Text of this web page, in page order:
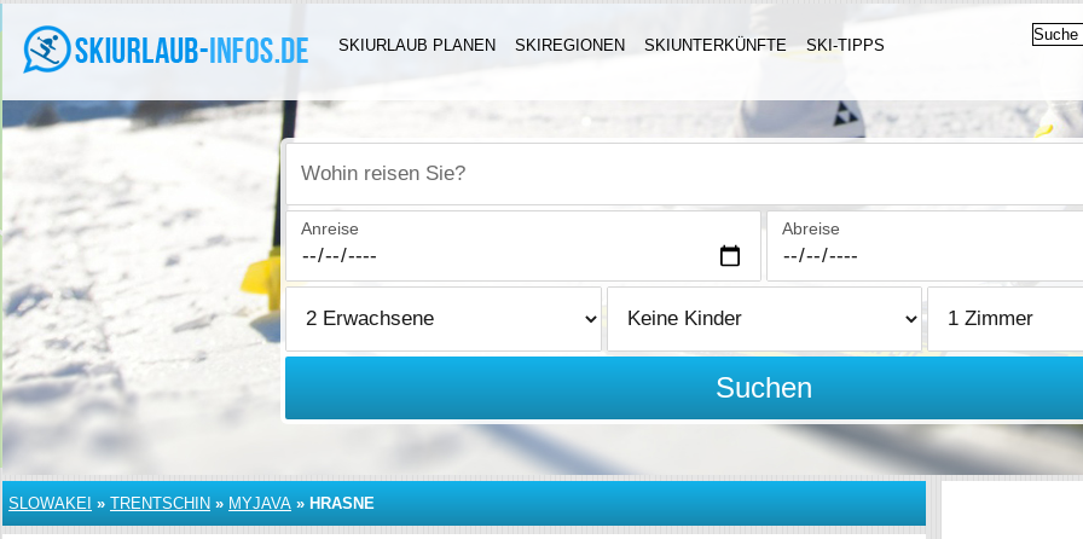
SKIURLAUB PLANEN SKIREGIONEN SKIUNTERKÜNFTE SKI-TIPPS
Wohin reisen Sie?
Anreise Abreise
Suchen
SLOWAKEI » TRENTSCHIN » MYJAVA » HRASNE